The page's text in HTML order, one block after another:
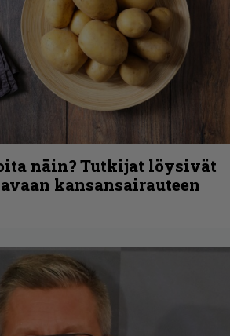
näin? Tutkijat löysivät
kansansairauteen